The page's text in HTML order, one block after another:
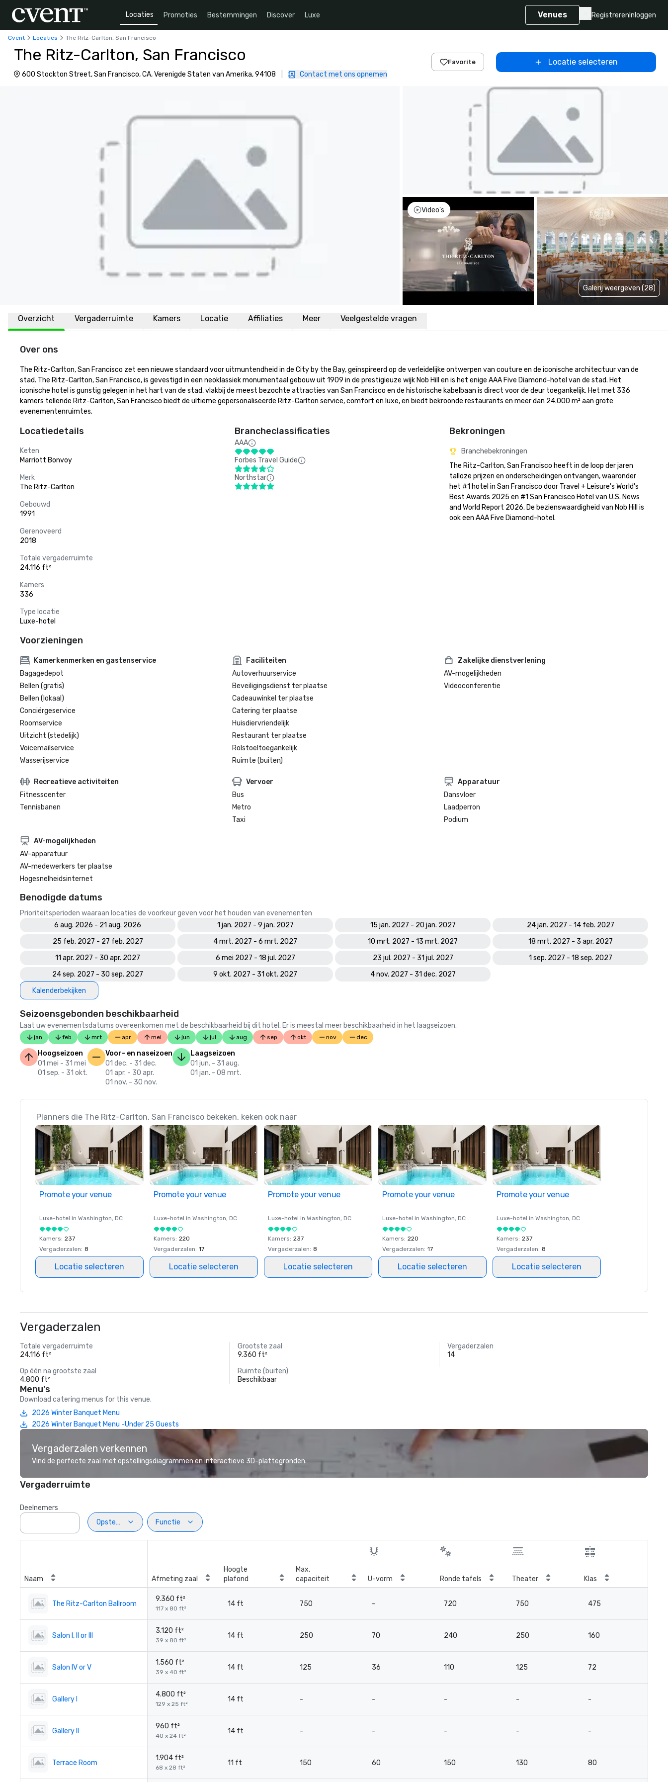
Locaties Promoties Bestemmingen Discover Luxe Venues Registreren Inloggen
Cvent Locaties The Ritz-Carlton, San Francisco
The Ritz-Carlton, San Francisco
600 Stockton Street, San Francisco, CA, Verenigde Staten van Amerika, 94108 Contact met ons opnemen
Favorite Locatie selecteren
Video's
Galerij weergeven (28)
Overzicht Vergaderruimte Kamers Locatie Affiliaties Meer Veelgestelde vragen
Over ons
The Ritz-Carlton, San Francisco zet een nieuwe standaard voor uitmuntendheid in de City by the Bay, geïnspireerd op de verleidelijke ontwerpen van couture en de iconische architectuur van de
stad. The Ritz-Carlton, San Francisco, is gevestigd in een neoklassiek monumentaal gebouw uit 1909 in de prestigieuze wijk Nob Hill en is het enige AAA Five Diamond-hotel van de stad. Het
iconische hotel is gunstig gelegen in het hart van de stad, vlakbij de meest bezochte attracties van San Francisco en de historische kabelbaan is direct voor de deur toegankelijk. Het met 336
kamers tellende Ritz-Carlton, San Francisco biedt de ultieme gepersonaliseerde Ritz-Carlton service, comfort en luxe, en biedt bekroonde restaurants en meer dan 24.000 m² aan grote
evenementenruimtes.
Locatiedetails
Keten
Marriott Bonvoy
Merk
The Ritz-Carlton
Gebouwd
1991
Gerenoveerd
2018
Totale vergaderruimte
24.116 ft²
Kamers
336
Type locatie
Luxe-hotel
Brancheclassificaties
AAA
Forbes Travel Guide
Northstar
Bekroningen
Branchebekroningen
The Ritz-Carlton, San Francisco heeft in de loop der jaren
talloze prijzen en onderscheidingen ontvangen, waaronder
het #1 hotel in San Francisco door Travel + Leisure's World's
Best Awards 2025 en #1 San Francisco Hotel van U.S. News
and World Report 2026. De bezienswaardigheid van Nob Hill is
Voorzieningen
Kamerkenmerken en gastenservice
Bagagedepot
Bellen (gratis)
Bellen (lokaal)
Conciërgeservice
Roomservice
Uitzicht (stedelijk)
Voicemailservice
Wasserijservice
Faciliteiten
Autoverhuurservice
Beveiligingsdienst ter plaatse
Cadeauwinkel ter plaatse
Catering ter plaatse
Huisdiervriendelijk
Restaurant ter plaatse
Rolstoeltoegankelijk
Ruimte (buiten)
Zakelijke dienstverlening
AV-mogelijkheden
Videoconferentie
Recreatieve activiteiten
Fitnesscenter
Tennisbanen
Vervoer
Bus
Metro
Taxi
Apparatuur
Dansvloer
Laadperron
Podium
AV-mogelijkheden
AV-apparatuur
AV-medewerkers ter plaatse
Hogesnelheidsinternet
Benodigde datums
Prioriteitsperioden waaraan locaties de voorkeur geven voor het houden van evenementen
6 aug. 2026 - 21 aug. 2026
1 jan. 2027 - 9 jan. 2027 15 jan. 2027 - 20 jan. 2027
24 jan. 2027 - 14 feb. 2027
25 feb. 2027 - 27 feb. 2027
4 mrt. 2027 - 6 mrt. 2027 10 mrt. 2027 - 13 mrt. 2027
18 mrt. 2027 - 3 apr. 2027
11 apr. 2027 - 30 apr. 2027
6 mei 2027 - 18 jul. 2027 23 jul. 2027 - 31 jul. 2027
1 sep. 2027 - 18 sep. 2027
24 sep. 2027 - 30 sep. 2027
9 okt. 2027 - 31 okt. 2027
4 nov. 2027 - 31 dec. 2027
Kalenderbekijken
Seizoensgebonden beschikbaarheid
Laat uw evenementsdatums overeenkomen met de beschikbaarheid bij dit hotel. Er is meestal meer beschikbaarheid in het laagseizoen.
jan feb mrt apr mei jun jul aug sep okt nov dec
Hoogseizoen
01 mei - 31 mei
01 sep. - 31 okt.
Voor- en naseizoen
01 dec. - 31 dec.
01 apr. - 30 apr.
01 nov. - 30 nov.
Laagseizoen
01 jun. - 31 aug.
01 jan. - 08 mrt.
Planners die The Ritz-Carlton, San Francisco bekeken, keken ook naar
Promote your venue
Luxe-hotel in Washington, DC
Kamers: 237
Vergaderzalen: 8
Locatie selecteren
Promote your venue
Luxe-hotel in Washington, DC
Kamers: 220
Vergaderzalen: 17
Locatie selecteren
Promote your venue
Luxe-hotel in Washington, DC
Kamers: 237
Vergaderzalen: 8
Locatie selecteren
Promote your venue
Luxe-hotel in Washington, DC
Kamers: 220
Vergaderzalen: 17
Locatie selecteren
Promote your venue
Luxe-hotel in Washington, DC
Kamers: 237
Vergaderzalen: 8
Locatie selecteren
Vergaderzalen
Totale vergaderruimte
24.116 ft²
Grootste zaal
9.360 ft²
Vergaderzalen
14
Op één na grootste zaal
4.800 ft²
Ruimte (buiten)
Beschikbaar
Menu's
Download catering menus for this venue.
2026 Winter Banquet Menu
2026 Winter Banquet Menu -Under 25 Guests
Vergaderzalen verkennen
Vind de perfecte zaal met opstellingsdiagrammen en interactieve 3D-plattegronden.
Vergaderruimte
Deelnemers
Opstelling
Functie
Naam Afmeting zaal
Hoogte
plafond
Max.
capaciteit
U-vorm Ronde tafels Theater Klas
The Ritz-Carlton Ballroom
9.360 ft²
117 x 80 ft²
14 ft 750 - 720 750 475
Salon I, II or III
3.120 ft²
39 x 80 ft²
14 ft 250 70 240 250 160
Salon IV or V
1.560 ft²
39 x 40 ft²
14 ft 125 36 110 125 72
Gallery I
4.800 ft²
129 x 25 ft²
14 ft - - - - -
Gallery II
960 ft²
40 x 24 ft²
14 ft - - - - -
Terrace Room
1.904 ft²
68 x 28 ft²
11 ft 150 60 150 130 80